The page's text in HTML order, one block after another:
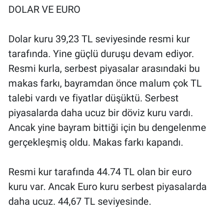
DOLAR VE EURO
Dolar kuru 39,23 TL seviyesinde resmi kur
tarafında. Yine güçlü duruşu devam ediyor.
Resmi kurla, serbest piyasalar arasındaki bu
makas farkı, bayramdan önce malum çok TL
talebi vardı ve fiyatlar düşüktü. Serbest
piyasalarda daha ucuz bir döviz kuru vardı.
Ancak yine bayram bittiği için bu dengelenme
gerçekleşmiş oldu. Makas farkı kapandı.
Resmi kur tarafında 44.74 TL olan bir euro
kuru var. Ancak Euro kuru serbest piyasalarda
daha ucuz. 44,67 TL seviyesinde.